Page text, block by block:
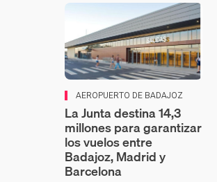
AEROPUERTO DE BADAJOZ
La Junta destina 14,3
millones para garantizar
los vuelos entre
Badajoz, Madrid y
Barcelona